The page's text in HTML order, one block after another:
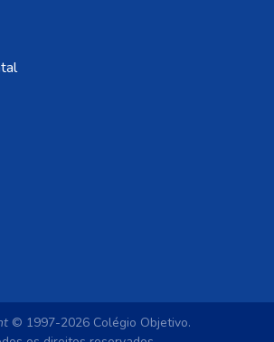
© 1997-2026 Colégio Objetivo.